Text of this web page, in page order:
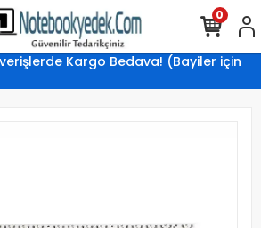
Kargo Bedava! (Bayiler için
0